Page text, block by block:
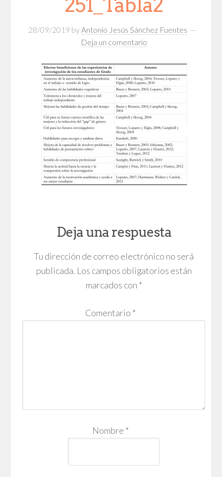
28/09/2019 by Antonio Jesús Sánchez Fuentes
Deja un comentario
Deja una respuesta
Tu dirección de correo electrónico no será
publicada. Los campos obligatorios están
marcados con *
Comentario *
Nombre *